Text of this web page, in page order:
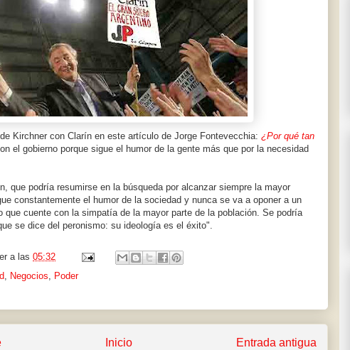
Kirchner con Clarín en este artículo de Jorge Fontevecchia: ¿Por qué tan
el gobierno porque sigue el humor de la gente más que por la necesidad
que podría resumirse en la búsqueda por alcanzar siempre la mayor
constantemente el humor de la sociedad y nunca se va a oponer a un
que cuente con la simpatía de la mayor parte de la población. Se podría
se dice del peronismo: su ideología es el éxito".
a las 05:32
, Negocios, Poder
Entrada antigua
Inicio